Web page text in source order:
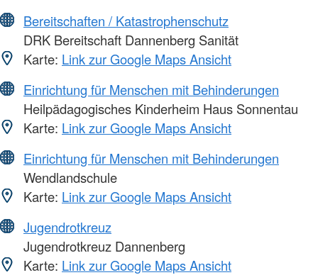
Bereitschaften / Katastrophenschutz
DRK Bereitschaft Dannenberg Sanität
Karte: Link zur Google Maps Ansicht
Einrichtung für Menschen mit Behinderungen
Heilpädagogisches Kinderheim Haus Sonnentau
Karte: Link zur Google Maps Ansicht
Einrichtung für Menschen mit Behinderungen
Wendlandschule
Karte: Link zur Google Maps Ansicht
Jugendrotkreuz
Jugendrotkreuz Dannenberg
Karte: Link zur Google Maps Ansicht